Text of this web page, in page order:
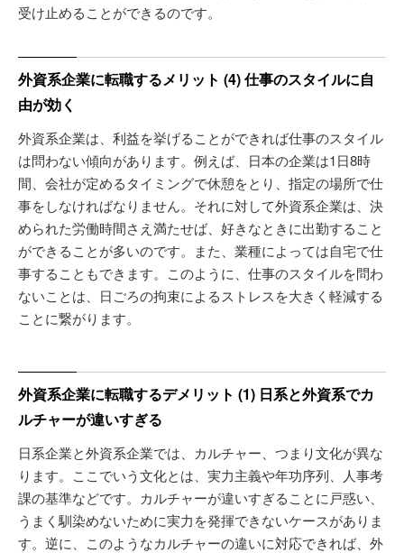
受け止めることができるのです。
外資系企業に転職するメリット (4) 仕事のスタイルに自
由が効く
外資系企業は、利益を挙げることができれば仕事のスタイル
は問わない傾向があります。例えば、日本の企業は1日8時
間、会社が定めるタイミングで休憩をとり、指定の場所で仕
事をしなければなりません。それに対して外資系企業は、決
められた労働時間さえ満たせば、好きなときに出勤すること
ができることが多いのです。また、業種によっては自宅で仕
事することもできます。このように、仕事のスタイルを問わ
ないことは、日ごろの拘束によるストレスを大きく軽減する
ことに繋がります。
外資系企業に転職するデメリット (1) 日系と外資系でカ
ルチャーが違いすぎる
日系企業と外資系企業では、カルチャー、つまり文化が異な
ります。ここでいう文化とは、実力主義や年功序列、人事考
課の基準などです。カルチャーが違いすぎることに戸惑い、
うまく馴染めないために実力を発揮できないケースがありま
す。逆に、このようなカルチャーの違いに対応できれば、外